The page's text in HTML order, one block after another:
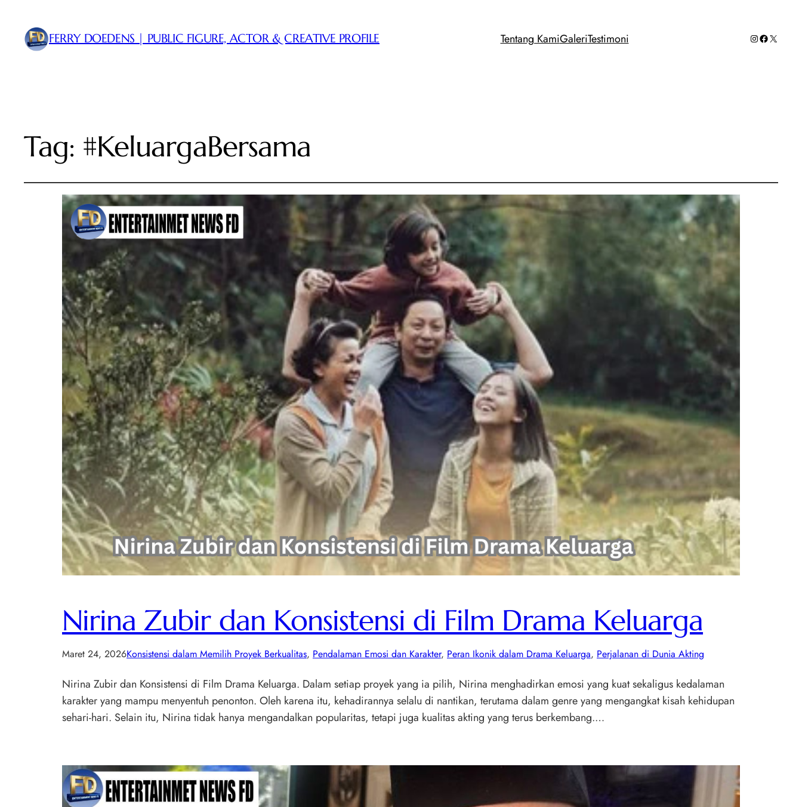
FERRY DOEDENS | PUBLIC FIGURE, ACTOR & CREATIVE PROFILE Tentang KamiGaleriTestimoni Instagram
Facebook
X
Tag: #KeluargaBersama
Nirina Zubir dan Konsistensi di Film Drama Keluarga
Maret 24, 2026Konsistensi dalam Memilih Proyek Berkualitas, Pendalaman Emosi dan Karakter, Peran Ikonik dalam Drama Keluarga, Perjalanan di Dunia Akting
Nirina Zubir dan Konsistensi di Film Drama Keluarga. Dalam setiap proyek yang ia pilih, Nirina menghadirkan emosi yang kuat sekaligus kedalaman
karakter yang mampu menyentuh penonton. Oleh karena itu, kehadirannya selalu di nantikan, terutama dalam genre yang mengangkat kisah kehidupan
sehari-hari. Selain itu, Nirina tidak hanya mengandalkan popularitas, tetapi juga kualitas akting yang terus berkembang.…